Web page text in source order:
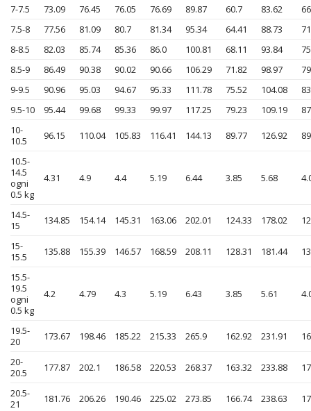
7-7.5 73.09 76.45 76.05 76.69 89.87 60.7 83.62
7.5-8
77.56 81.09 80.7 81.34 95.34 64.41 88.73
8-8.5
82.03 85.74 85.36 86.0 100.81 68.11 93.84
8.5-9
86.49 90.38 90.02 90.66 106.29 71.82 98.97
9-9.5
90.96 95.03 94.67 95.33 111.78 75.52 104.08
9.5-10
95.44 99.68 99.33 99.97 117.25 79.23 109.19
10-
10.5
96.15 110.04 105.83 116.41 144.13 89.77 126.92
10.5-
14.5
ogni
0.5 kg
4.31 4.9 4.4 5.19 6.44 3.85 5.68
14.5-
15
134.85 154.14 145.31 163.06 202.01 124.33 178.02
15-
15.5
135.88 155.39 146.57 168.59 208.11 128.31 181.44
15.5-
19.5
ogni
0.5 kg
4.2 4.79 4.3 5.19 6.43 3.85 5.61
19.5-
20
173.67 198.46 185.22 215.33 265.9 162.92 231.91
20-
20.5
177.87 202.1 186.58 220.53 268.37 163.32 233.88
20.5-
21
181.76 206.26 190.46 225.02 273.85 166.74 238.63